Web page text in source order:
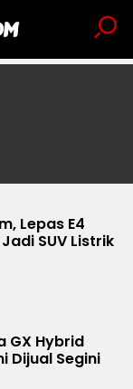
Lepas E4
SUV Listrik
GX Hybrid
Dijual Segini